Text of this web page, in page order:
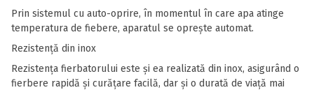
Prin sistemul cu auto-oprire, în momentul în care apa atinge
temperatura de fiebere, aparatul se oprește automat.
Rezistență din inox
Rezistența fierbatorului este și ea realizată din inox, asigurând o
fierbere rapidă și curățare facilă, dar și o durată de viață mai